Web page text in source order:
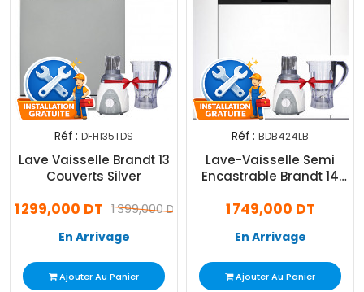
Réf : DFH135TDS
Lave Vaisselle Brandt 13
Couverts Silver
1 399,000 DT
1 299,000 DT
En Arrivage
Ajouter Au Panier
Réf : BDB424LB
Lave-Vaisselle Semi
Encastrable Brandt 14
(BDB424LB)
1 749,000 DT
En Arrivage
Ajouter Au Panier